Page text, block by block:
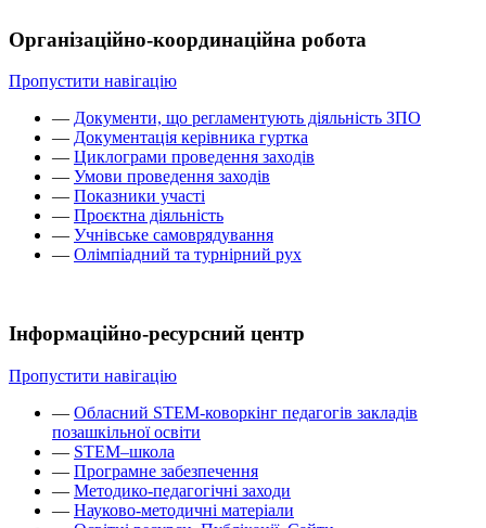
Організаційно-координаційна робота
Пропустити навігацію
— Документи, що регламентують діяльність ЗПО
— Документація керівника гуртка
— Циклограми проведення заходів
— Умови проведення заходів
— Показники участі
— Проєктна діяльність
— Учнівське самоврядування
— Олімпіадний та турнірний рух
Інформаційно-ресурсний центр
Пропустити навігацію
— Обласний STEM-коворкінг педагогів закладів
позашкільної освіти
— STEM–школа
— Програмне забезпечення
— Методико-педагогічні заходи
— Науково-методичні матеріали